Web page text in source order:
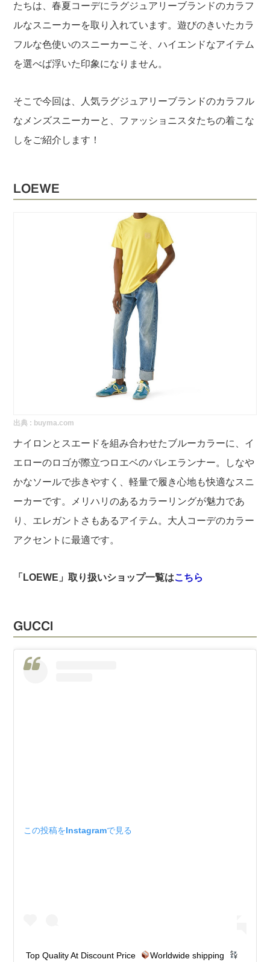
たちは、春夏コーデにラグジュアリーブランドのカラフ
ルなスニーカーを取り入れています。遊びのきいたカラ
フルな色使いのスニーカーこそ、ハイエンドなアイテム
を選べば浮いた印象になりません。
そこで今回は、人気ラグジュアリーブランドのカラフル
なメンズスニーカーと、ファッショニスタたちの着こな
しをご紹介します！
LOEWE
出典 : buyma.com
ナイロンとスエードを組み合わせたブルーカラーに、イ
エローのロゴが際立つロエベのバレエランナー。しなや
かなソールで歩きやすく、軽量で履き心地も快適なスニ
ーカーです。メリハリのあるカラーリングが魅力であ
り、エレガントさもあるアイテム。大人コーデのカラー
アクセントに最適です。
「LOEWE」取り扱いショップ一覧はこちら
GUCCI
この投稿をInstagramで見る
Top Quality At Discount Price ‬ ‪
Worldwide shipping ‬ ‪